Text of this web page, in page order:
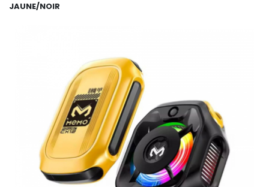
JAUNE/NOIR